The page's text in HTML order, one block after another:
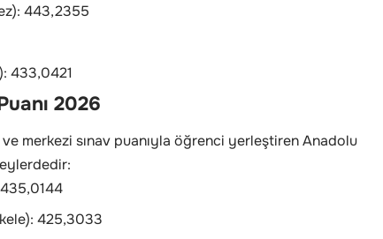
443,2355
433,0421
2026
merkezi sınav puanıyla öğrenci yerleştiren Anadolu
425,3033